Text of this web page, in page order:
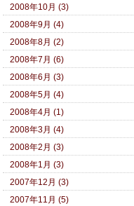
2008年10月 (3)
2008年9月 (4)
2008年8月 (2)
2008年7月 (6)
2008年6月 (3)
2008年5月 (4)
2008年4月 (1)
2008年3月 (4)
2008年2月 (3)
2008年1月 (3)
2007年12月 (3)
2007年11月 (5)